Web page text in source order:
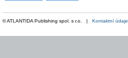
© ATLANTIDA Publishing spol. s r.o. | Kontaktní údaje